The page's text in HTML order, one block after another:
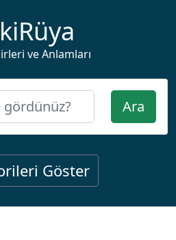
ve Anlamları
Ara
Göster